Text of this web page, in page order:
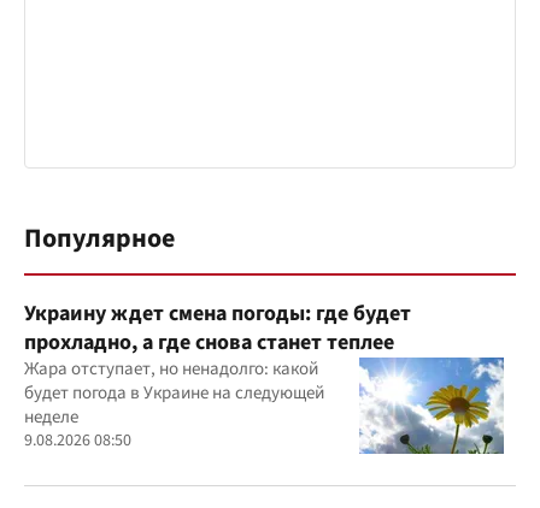
Популярное
Украину ждет смена погоды: где будет
прохладно, а где снова станет теплее
Жара отступает, но ненадолго: какой
будет погода в Украине на следующей
неделе
9.08.2026 08:50